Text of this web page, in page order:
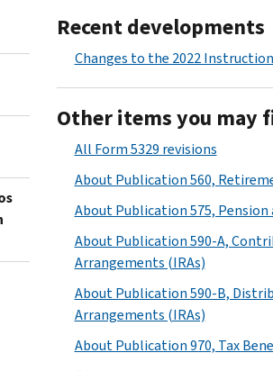
Recent developments
Changes to the 2022
Other items you may
All Form 5329 revisions
About Publication 560,
About Publication 575, Pension
About Publication 590-A,
Arrangements (IRAs)
About Publication 590-B,
Arrangements (IRAs)
About Publication 970, Tax